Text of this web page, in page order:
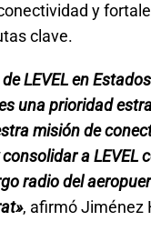
y
clave.
LEVEL en
una prioridad
misión de
a LEVEL
radio del
, afirmó Jiménez